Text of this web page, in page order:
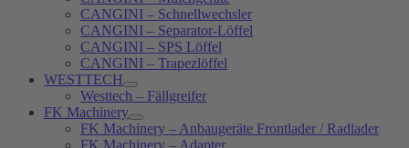
CANGINI – Schnellwechsler
CANGINI – Separator-Löffel
CANGINI – SPS Löffel
CANGINI – Trapezlöffel
WESTTECH
Westtech – Fällgreifer
FK Machinery
FK Machinery – Anbaugeräte Frontlader / Radlader
FK Machinery – Adapter